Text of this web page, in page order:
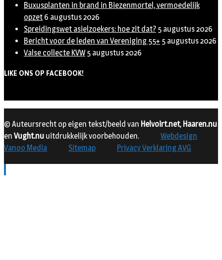
Buxusplanten in brand in Biezenmortel, vermoedelijk
opzet 6 augustus 2026
Spreidingswet asielzoekers: hoe zit dat? 5 augustus 2026
Bericht voor de leden van Vereniging 55+ 5 augustus 2026
Valse collecte KVW 5 augustus 2026
LIKE ONS OP FACEBOOK!
© Auteursrecht op eigen tekst/beeld van Helvoirt.net, Haaren.nu
en Vught.nu uitdrukkelijk voorbehouden.
Webdesign
Vanoo Media
Sitemap Privacy Verklaring AVG